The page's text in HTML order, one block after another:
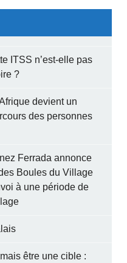
ITSS n’est-elle pas
?
devient un
des personnes
Ferrada annonce
Boules du Village
à une période de
être une cible :